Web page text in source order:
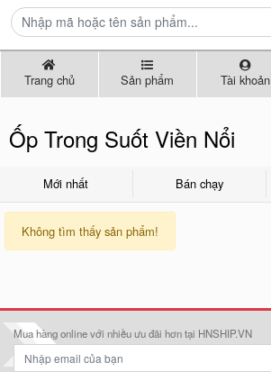
Trang chủ Sản phẩm Tài khoản
Ốp Trong Suốt Viền Nổi
Mới nhất Bán chạy
Không tìm thấy sản phẩm!
Mua hàng online với nhiều ưu đãi hơn tại HNSHIP.VN